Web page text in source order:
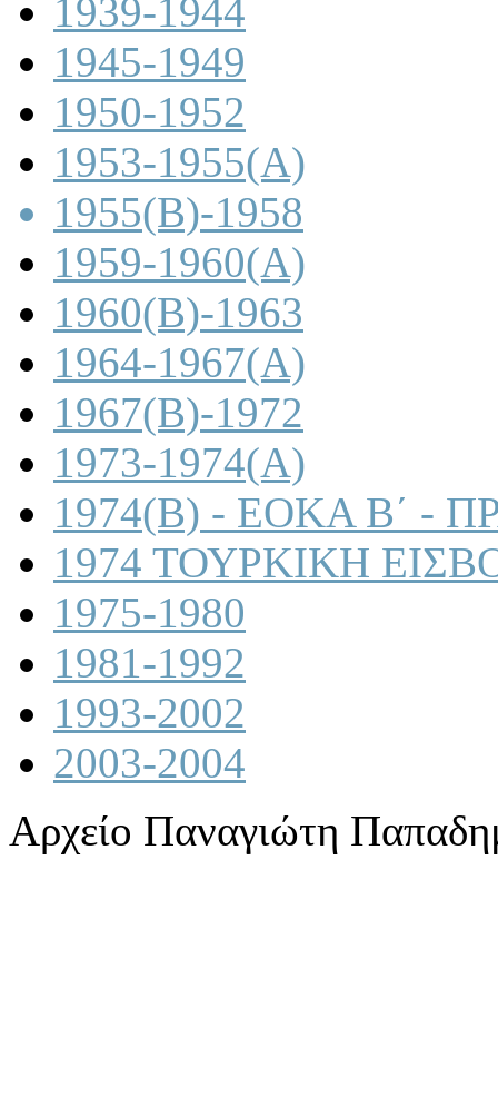
1939-1944
1945-1949
1950-1952
1953-1955(A)
1955(B)-1958
1959-1960(A)
1960(B)-1963
1964-1967(A)
1967(B)-1972
1973-1974(A)
1974(B) - ΕΟΚΑ Β΄ -
1974 ΤΟΥΡΚΙΚΗ
1975-1980
1981-1992
1993-2002
2003-2004
Αρχείο Παναγιώτη